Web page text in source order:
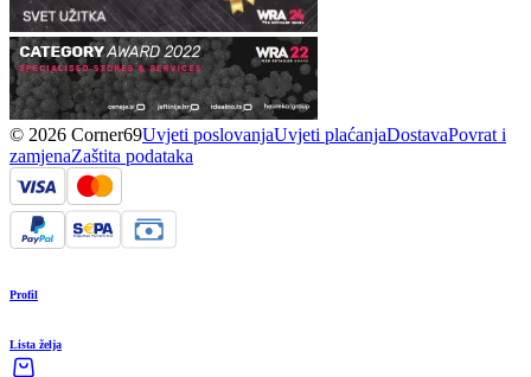
© 2026 Corner69Uvjeti poslovanjaUvjeti plaćanjaDostavaPovrat i
zamjenaZaštita podataka
Profil
Lista želja